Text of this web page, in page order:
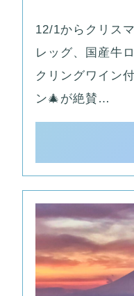
12/1からクリス
レッグ、国産牛
クリングワイン
ン🎄が絶賛…